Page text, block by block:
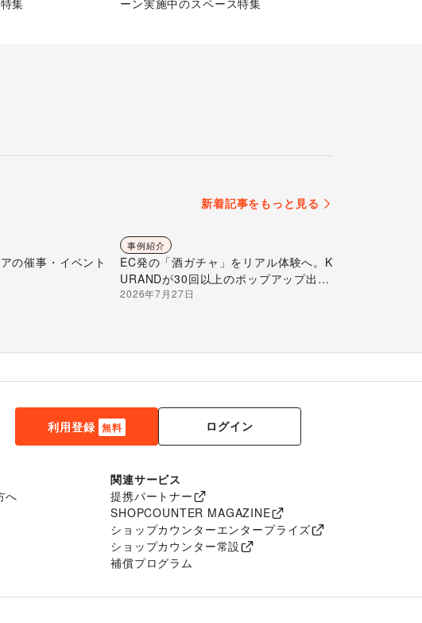
新着記事をもっと見る
の催事・イベント
事例紹介
EC発の「酒ガチャ」をリアル体験へ。K
URANDが30回以上のポップアップ出店
で届ける“新しいお酒との出会い”
2026年7月27日
利用登録 無料 ログイン
へ
関連サービス
提携パートナー
SHOPCOUNTER MAGAZINE
ショップカウンターエンタープライズ
ショップカウンター常設
補償プログラム